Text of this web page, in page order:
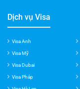
Dịch vụ Visa
Visa Anh
Visa Mỹ
Visa Dubai